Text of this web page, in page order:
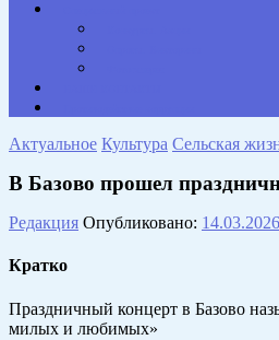
Актуальное Культура Сельская
В Базово прошел
Редакция Опубликовано: 14.03.2026
Кратко
Праздничный концерт в Базово
милых и любимых»